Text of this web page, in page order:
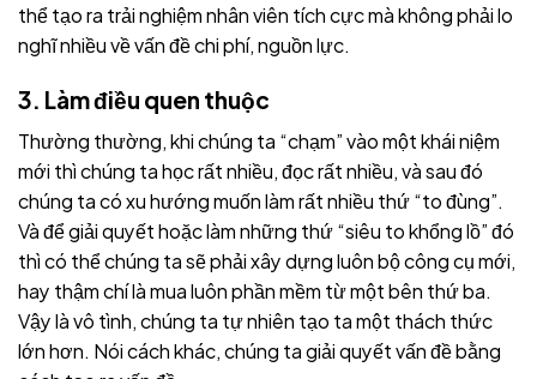
thể tạo ra trải nghiệm nhân viên tích cực mà không phải lo
nghĩ nhiều về vấn đề chi phí, nguồn lực.
3. Làm điều quen thuộc
Thường thường, khi chúng ta “chạm” vào một khái niệm
mới thì chúng ta học rất nhiều, đọc rất nhiều, và sau đó
chúng ta có xu hướng muốn làm rất nhiều thứ “to đùng”.
Và để giải quyết hoặc làm những thứ “siêu to khổng lồ” đó
thì có thể chúng ta sẽ phải xây dựng luôn bộ công cụ mới,
hay thậm chí là mua luôn phần mềm từ một bên thứ ba.
Vậy là vô tình, chúng ta tự nhiên tạo ta một thách thức
lớn hơn. Nói cách khác, chúng ta giải quyết vấn đề bằng